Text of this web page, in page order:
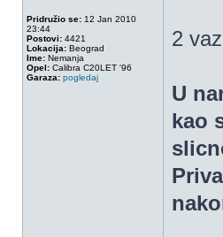
Pridružio se: 12 Jan 2010
23:44
Postovi: 4421
Lokacija: Beograd
Ime: Nemanja
Opel: Calibra C20LET '96
Garaza: pogledaj
2
U
kao